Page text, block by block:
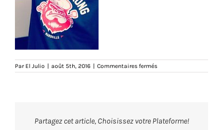
Par El Julio août 5th, 2016 Commentaires ferméssur
IMG_51511
Partagez cet article, Choisissez votre Plateforme!